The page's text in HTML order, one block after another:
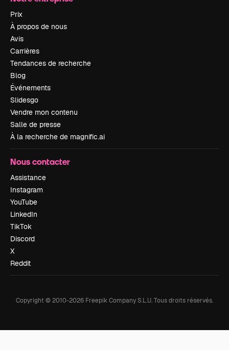
Prix
À propos de nous
Avis
Carrières
Tendances de recherche
Blog
Événements
Slidesgo
Vendre mon contenu
Salle de presse
À la recherche de magnific.ai
Nous contacter
Assistance
Instagram
YouTube
LinkedIn
TikTok
Discord
X
Reddit
Copyright © 2010-2026 Freepik Company S.L.U.Tous droits réservés.